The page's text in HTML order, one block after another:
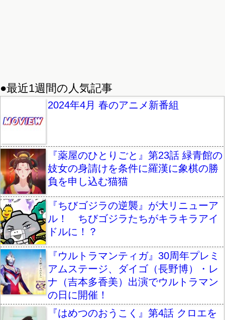
●最近1週間の人気記事
2024年4月 春のアニメ新番組
『薬屋のひとりごと』第23話 緑青館の
妓女の身請けを条件に羅漢に象棋の勝
負を申し込む猫猫
『ちびゴジラの逆襲』が大リニューア
ル！ ちびゴジラたちがキラキラアイ
ドルに！？
『ウルトラマンティガ』30周年プレミ
アムステージ、ダイゴ（長野博）・レ
ナ（吉本多香美）出演でウルトラマン
の日に開催！
『はめつのおうこく』第4話 クロエを